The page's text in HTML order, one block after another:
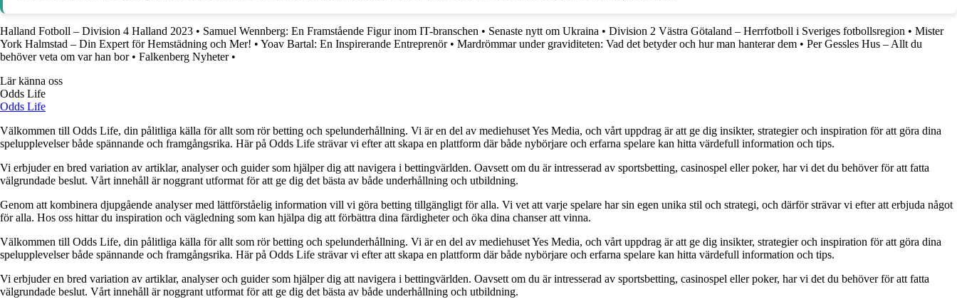
Halland Fotboll – Division 4 Halland 2023 • Samuel Wennberg: En Framstående Figur inom IT-branschen • Senaste nytt om Ukraina • Division 2 Västra Götaland – Herrfotboll i Sveriges fotbollsregion • Mister
York Halmstad – Din Expert för Hemstädning och Mer! • Yoav Bartal: En Inspirerande Entreprenör• Mardrömmar under graviditeten: Vad det betyder och hur man hanterar dem • Per Gessles Hus – Allt du
behöver veta om var han bor• Falkenberg Nyheter•
Lär känna oss
Odds Life
Odds Life
Välkommen till Odds Life, din pålitliga källa för allt som rör betting och spelunderhållning. Vi är en del av mediehuset Yes Media, och vårt uppdrag är att ge dig insikter, strategier och inspiration för att göra dina
spelupplevelser både spännande och framgångsrika. Här på Odds Life strävar vi efter att skapa en plattform där både nybörjare och erfarna spelare kan hitta värdefull information och tips.
Vi erbjuder en bred variation av artiklar, analyser och guider som hjälper dig att navigera i bettingvärlden. Oavsett om du är intresserad av sportsbetting, casinospel eller poker, har vi det du behöver för att fatta
välgrundade beslut. Vårt innehåll är noggrant utformat för att ge dig det bästa av både underhållning och utbildning.
Genom att kombinera djupgående analyser med lättförståelig information vill vi göra betting tillgängligt för alla. Vi vet att varje spelare har sin egen unika stil och strategi, och därför strävar vi efter att erbjuda något
för alla. Hos oss hittar du inspiration och vägledning som kan hjälpa dig att förbättra dina färdigheter och öka dina chanser att vinna.
Välkommen till Odds Life, din pålitliga källa för allt som rör betting och spelunderhållning. Vi är en del av mediehuset Yes Media, och vårt uppdrag är att ge dig insikter, strategier och inspiration för att göra dina
spelupplevelser både spännande och framgångsrika. Här på Odds Life strävar vi efter att skapa en plattform där både nybörjare och erfarna spelare kan hitta värdefull information och tips.
Vi erbjuder en bred variation av artiklar, analyser och guider som hjälper dig att navigera i bettingvärlden. Oavsett om du är intresserad av sportsbetting, casinospel eller poker, har vi det du behöver för att fatta
välgrundade beslut. Vårt innehåll är noggrant utformat för att ge dig det bästa av både underhållning och utbildning.